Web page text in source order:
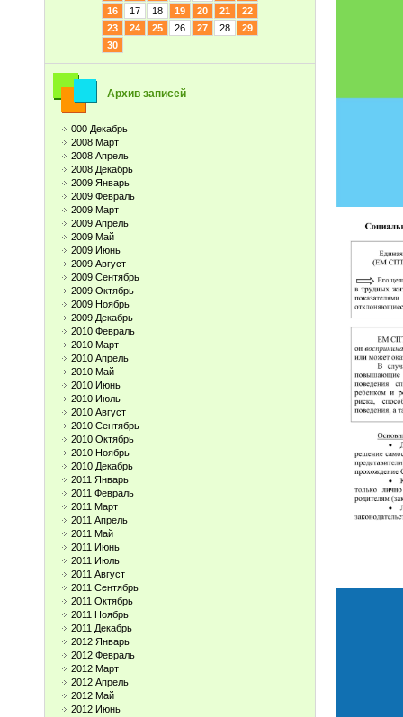
16
17 18 19 20 21
22
23
24 25 26 27 28
29
30
Архив записей
000 Декабрь
2008 Март
2008 Апрель
2008 Декабрь
2009 Январь
2009 Февраль
2009 Март
2009 Апрель
2009 Май
2009 Июнь
2009 Август
2009 Сентябрь
2009 Октябрь
2009 Ноябрь
2009 Декабрь
2010 Февраль
2010 Март
2010 Апрель
2010 Май
2010 Июнь
2010 Июль
2010 Август
2010 Сентябрь
2010 Октябрь
2010 Ноябрь
2010 Декабрь
2011 Январь
2011 Февраль
2011 Март
2011 Апрель
2011 Май
2011 Июнь
2011 Июль
2011 Август
2011 Сентябрь
2011 Октябрь
2011 Ноябрь
2011 Декабрь
2012 Январь
2012 Февраль
2012 Март
2012 Апрель
2012 Май
2012 Июнь